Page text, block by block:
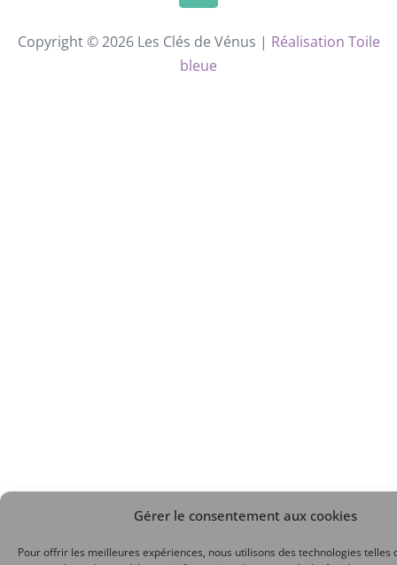
Gérer le consentement aux cookies
Pour offrir les meilleures expériences, nous utilisons des technologies telles
Copyright © 2026 Les Clés de Vénus | Réalisation Toile
bleue